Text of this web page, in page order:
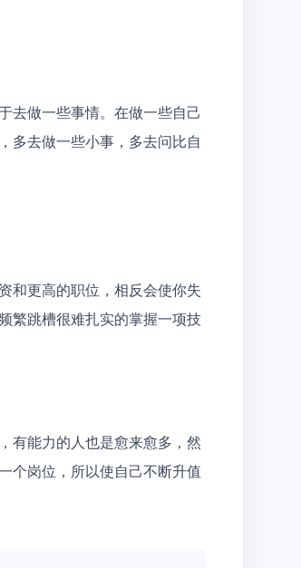
去做一些事情。在做一些自己
多去做一些小事，多去问比自
和更高的职位，相反会使你失
繁跳槽很难扎实的掌握一项技
有能力的人也是愈来愈多，然
个岗位，所以使自己不断升值